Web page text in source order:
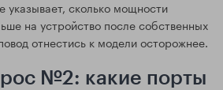
указывает, сколько мощности
на устройство после собственных
отнестись к модели осторожнее.
№2: какие порты